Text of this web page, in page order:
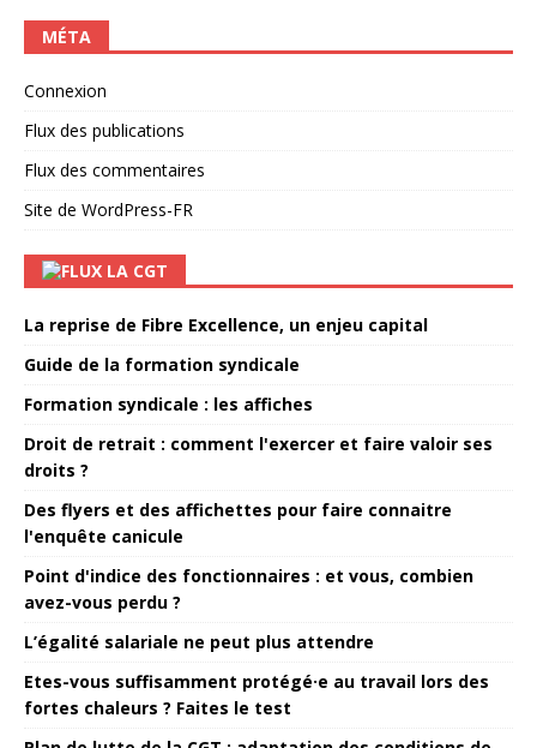
MÉTA
Connexion
Flux des publications
Flux des commentaires
Site de WordPress-FR
LA CGT
La reprise de Fibre Excellence, un enjeu capital
Guide de la formation syndicale
Formation syndicale : les affiches
Droit de retrait : comment l'exercer et faire valoir ses
droits ?
Des flyers et des affichettes pour faire connaitre
l'enquête canicule
Point d'indice des fonctionnaires : et vous, combien
avez-vous perdu ?
L’égalité salariale ne peut plus attendre
Etes-vous suffisamment protégé·e au travail lors des
fortes chaleurs ? Faites le test